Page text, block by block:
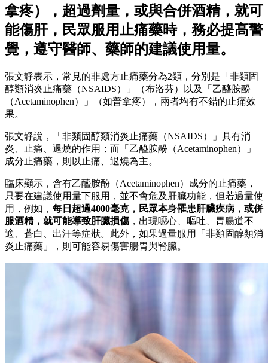
拿疼），超過劑量，或與合併酒精，就可
能傷肝，民眾服用止痛藥時，務必提高警
覺，遵守醫師、藥師的建議使用量。
張文靜表示，常見的非處方止痛藥分為2類，分別是「非類固
醇類消炎止痛藥（NSAIDS）」（布洛芬）以及「乙醯胺酚
（Acetaminophen）」（如普拿疼），兩者均有不錯的止痛效
果。
張文靜說，「非類固醇類消炎止痛藥（NSAIDS）」具有消
炎、止痛、退燒的作用；而「乙醯胺酚（Acetaminophen）」
成分止痛藥，則以止痛、退燒為主。
臨床顯示，含有乙醯胺酚（Acetaminophen）成分的止痛藥，
只要在建議使用量下服用，並不會危及肝臟功能，但若過量使
用，例如， 每日超過4000毫克，民眾本身罹患肝臟疾病，或併
服酒精，就可能導致肝臟損傷，出現噁心、嘔吐、胃腸道不
適、蒼白、出汗等症狀。此外，如果過量服用「非類固醇類消
炎止痛藥」，則可能容易傷害腸胃與腎臟。